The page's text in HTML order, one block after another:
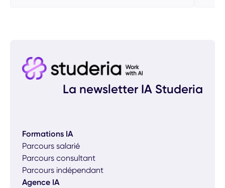
La newsletter IA Studeria
Formations IA
Parcours salarié
Parcours consultant
Parcours indépendant
Agence IA